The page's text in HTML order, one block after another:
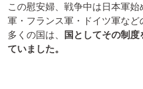
この慰安婦、戦争中は日本軍
軍・フランス軍・ドイツ軍な
多くの国は、
国としてその制
ていました。